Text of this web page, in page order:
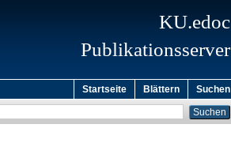
KU.edoc
Publikationsserver
Startseite Blättern Suchen